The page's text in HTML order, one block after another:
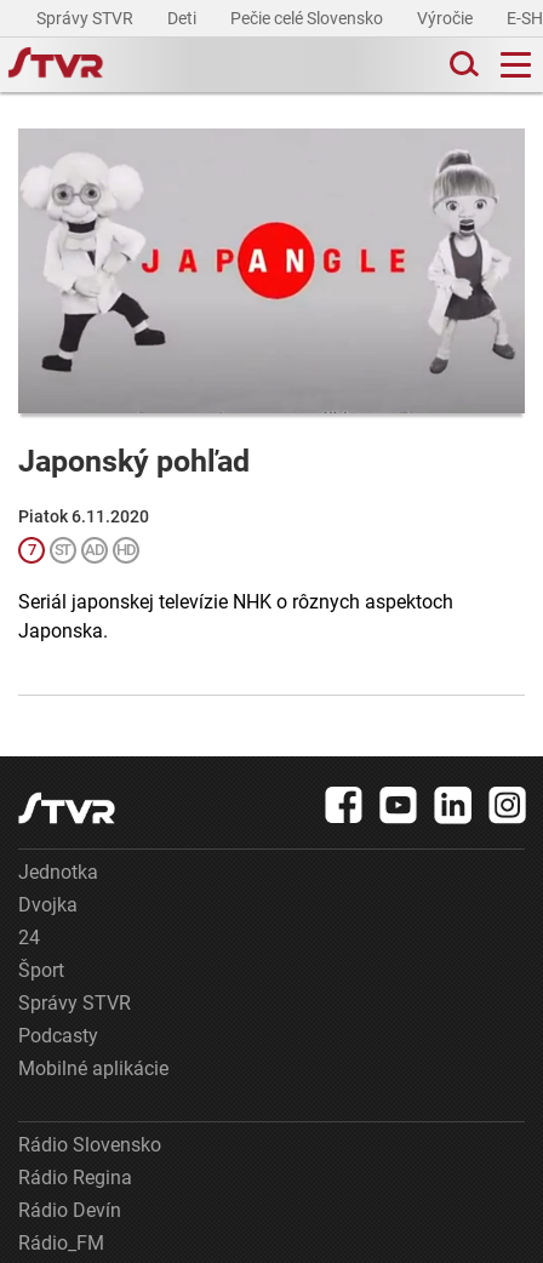
Správy STVR Deti Pečie celé Slovensko Výročie E-
Japonský pohľad
Piatok 6.11.2020
Seriál japonskej televízie NHK o rôznych aspektoch
Japonska.
Jednotka
Dvojka
24
Šport
Správy STVR
Podcasty
Mobilné aplikácie
Rádio Slovensko
Rádio Regina
Rádio Devín
Rádio_FM